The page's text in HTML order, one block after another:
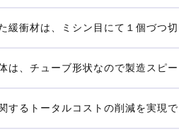
緩衝材は、ミシン目にて１個づつ
は、チューブ形状なので製造スピ
するトータルコストの削減を実現